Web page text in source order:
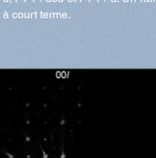
court terme.